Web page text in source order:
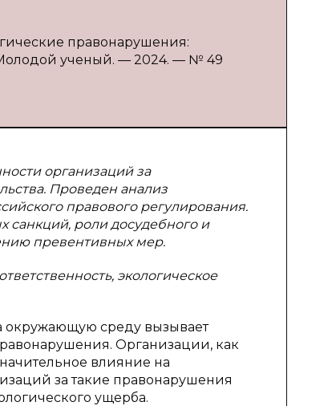
правонарушения:
ученый. — 2024. — № 49
организаций за
Проведен анализ
правового регулирования.
роли досудебного и
превентивных мер.
экологическое
окружающую среду вызывает
Организации, как
влияние на
за такие правонарушения
ущерба.